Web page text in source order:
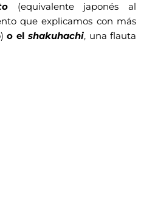
(equivalente japonés al
que explicamos con más
o elshakuhachi, una flauta